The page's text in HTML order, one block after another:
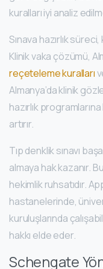
kuralları iyi analiz
Sınava hazırlık süreci,
Klinik vaka çözümü,
reçeteleme kuralları
Almanya’da klinik
hazırlık
artırır.
Tıp denklik sınavı
almaya hak kazanır.
hekimlik ruhsatıdır.
hastanelerinde,
kuruluşlarında
hakkı elde eder.
Schengate